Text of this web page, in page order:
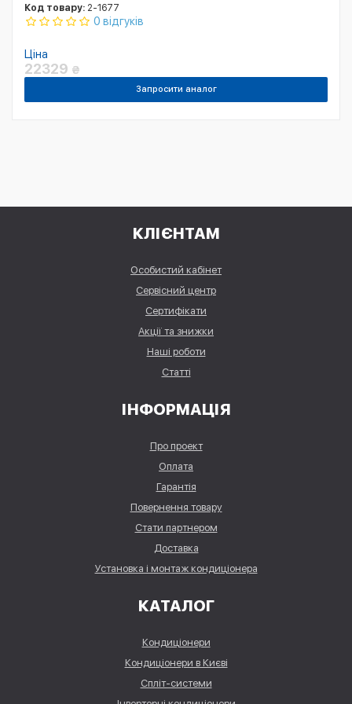
Код товару: 2-1677
0 відгуків
Ціна
22329 ₴
Запросити аналог
КЛІЄНТАМ
Особистий кабінет
Сервісний центр
Сертифікати
Акції та знижки
Наші роботи
Статті
ІНФОРМАЦІЯ
Про проект
Оплата
Гарантія
Повернення товару
Стати партнером
Доставка
Установка і монтаж кондиціонера
КАТАЛОГ
Кондиціонери
Кондиціонери в Києві
Спліт-системи